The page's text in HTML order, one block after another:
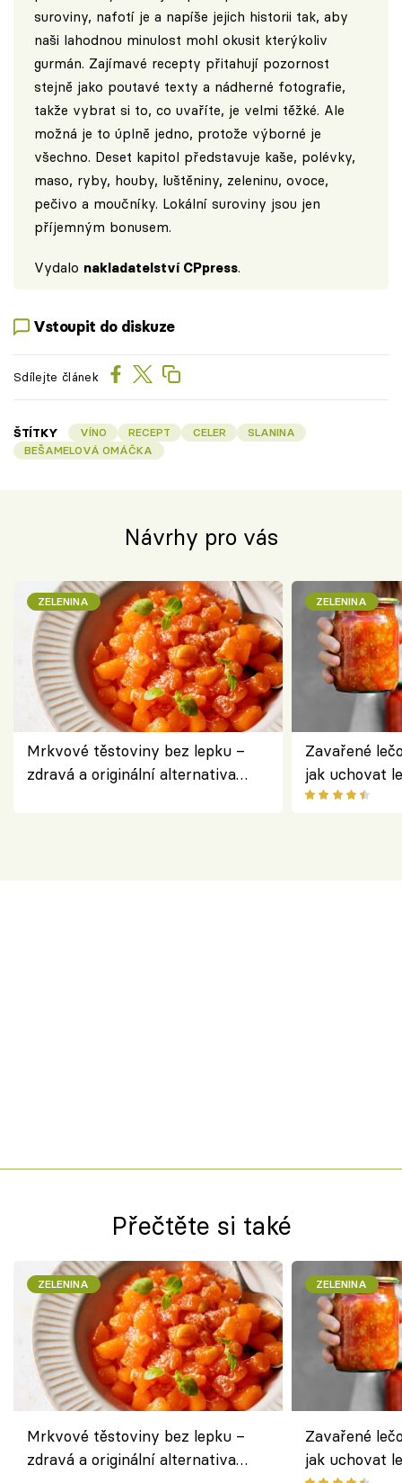
suroviny, nafotí je a napíše jejich historii tak, aby
naši lahodnou minulost mohl okusit kterýkoliv
gurmán. Zajímavé recepty přitahují pozornost
stejně jako poutavé texty a nádherné fotografie,
takže vybrat si to, co uvaříte, je velmi těžké. Ale
možná je to úplně jedno, protože výborné je
všechno. Deset kapitol představuje kaše, polévky,
maso, ryby, houby, luštěniny, zeleninu, ovoce,
pečivo a moučníky. Lokální suroviny jsou jen
příjemným bonusem.
Vydalo nakladatelství CPpress.
Vstoupit do diskuze
Sdílejte článek
ŠTÍTKY VÍNO RECEPT CELER
SLANINA
BEŠAMELOVÁ OMÁČKA
Návrhy pro vás
ZELENINA
Mrkvové těstoviny bez lepku –
zdravá a originální alternativa
ZELENINA
Zavařené
jak uchovat
Přečtěte si také
ZELENINA
Mrkvové těstoviny bez lepku –
zdravá a originální alternativa
ZELENINA
Zavařené
jak uchovat